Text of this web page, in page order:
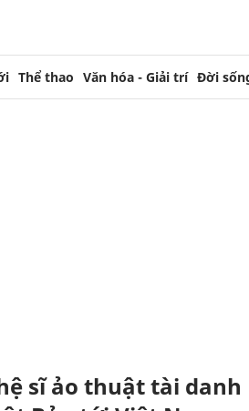
Thể thao Văn hóa - Giải trí Đời
sĩ ảo thuật tài danh